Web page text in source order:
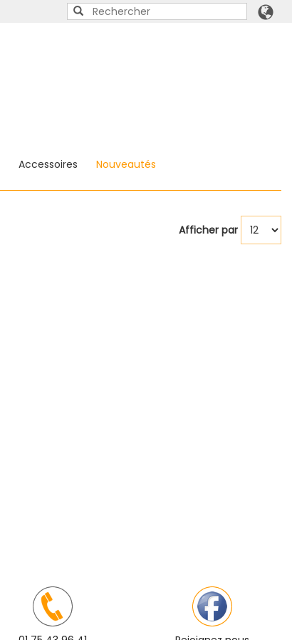
Accessoires Nouveautés
Afficher par